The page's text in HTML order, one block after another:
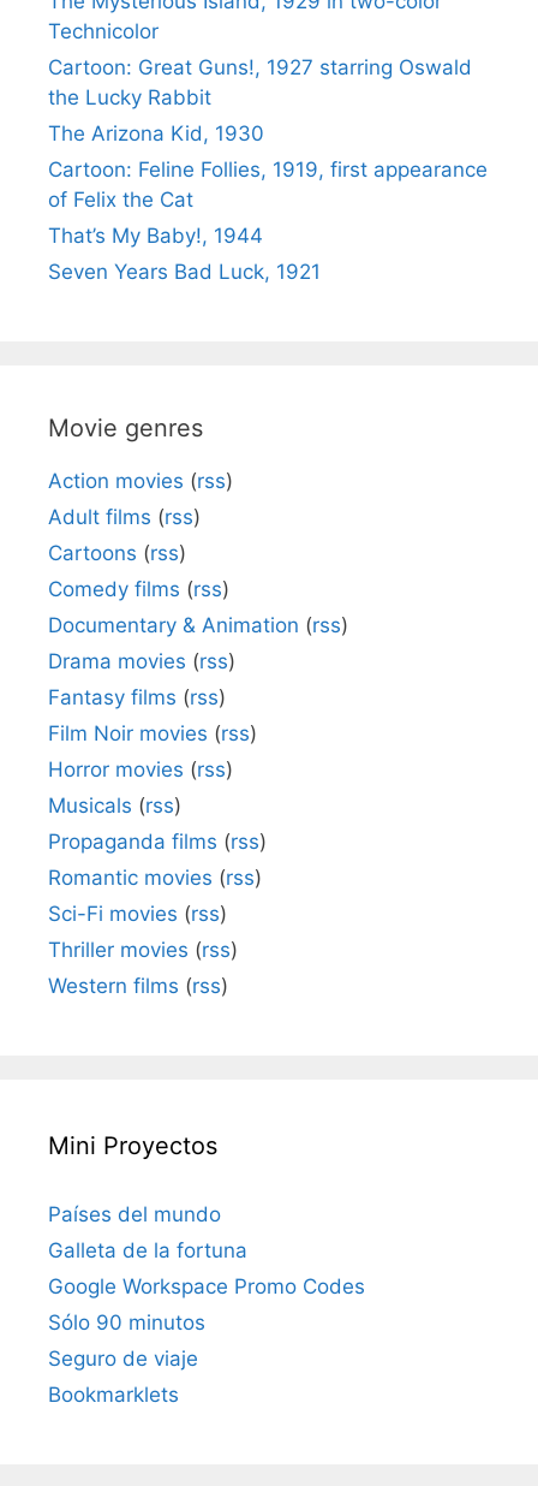
Technicolor
Cartoon: Great Guns!, 1927 starring Oswald
the Lucky Rabbit
The Arizona Kid, 1930
Cartoon: Feline Follies, 1919, first appearance
of Felix the Cat
That’s My Baby!, 1944
Seven Years Bad Luck, 1921
Movie genres
Action movies (rss)
Adult films (rss)
Cartoons (rss)
Comedy films (rss)
Documentary & Animation (rss)
Drama movies (rss)
Fantasy films (rss)
Film Noir movies (rss)
Horror movies (rss)
Musicals (rss)
Propaganda films (rss)
Romantic movies (rss)
Sci-Fi movies (rss)
Thriller movies (rss)
Western films (rss)
Mini Proyectos
Países del mundo
Galleta de la fortuna
Google Workspace Promo Codes
Sólo 90 minutos
Seguro de viaje
Bookmarklets